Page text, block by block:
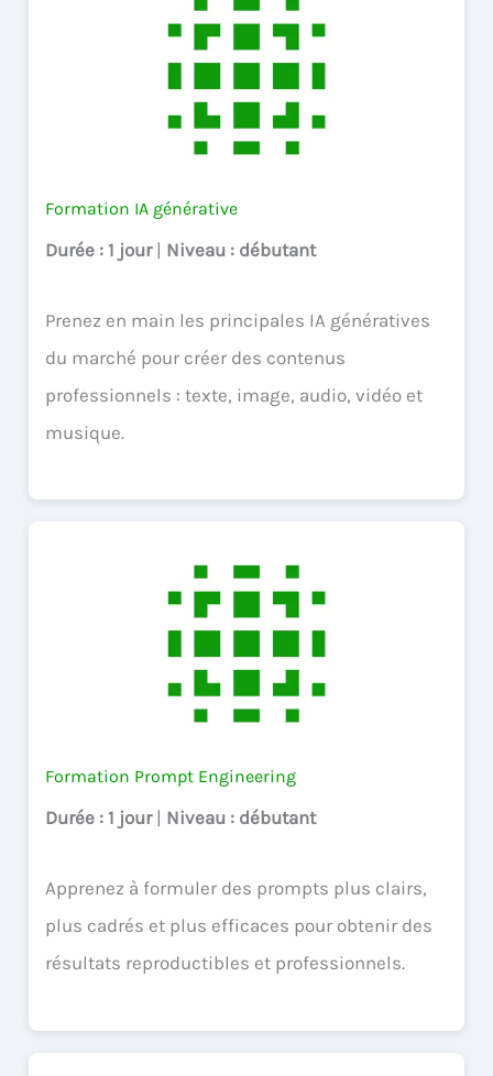
Formation IA générative
Durée : 1 jour | Niveau : débutant
Prenez en main les principales IA génératives
du marché pour créer des contenus
professionnels : texte, image, audio, vidéo et
musique.
Formation Prompt Engineering
Durée : 1 jour | Niveau : débutant
Apprenez à formuler des prompts plus clairs,
plus cadrés et plus efficaces pour obtenir des
résultats reproductibles et professionnels.